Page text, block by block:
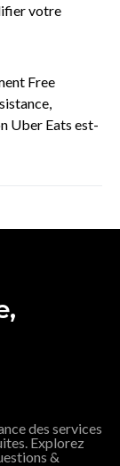
votre
Free
Uber Eats est-
des services
Explorez
&